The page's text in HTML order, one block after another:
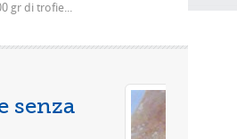
gr di trofie...
con la scarola